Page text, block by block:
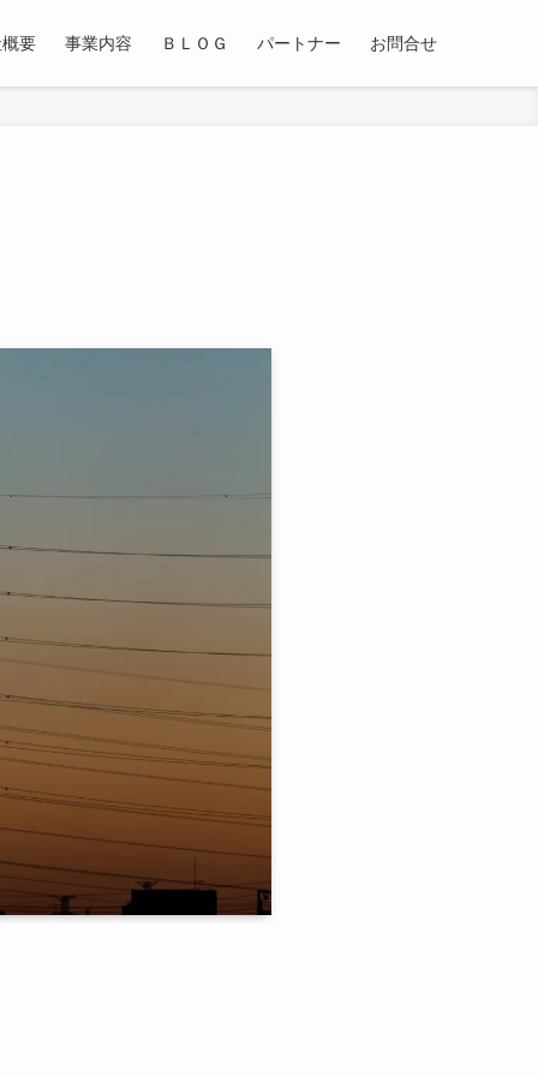
要 事業内容 ＢＬＯＧ パートナー お問合せ